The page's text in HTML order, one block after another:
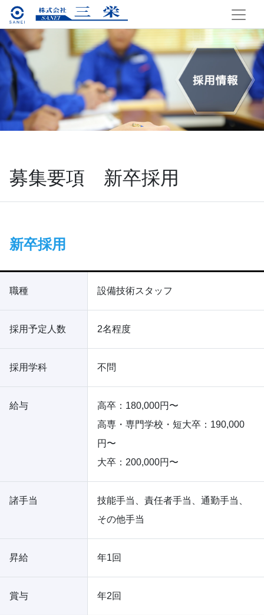
募集要項 新卒採用
新卒採用
職種 設備技術スタッフ
採用予定人数 2名程度
採用学科 不問
給与
高卒：180,000円〜
高専・専門学校・短大卒：190,000
円〜
大卒：200,000円〜
諸手当
技能手当、責任者手当、通勤手当、
その他手当
昇給 年1回
賞与 年2回